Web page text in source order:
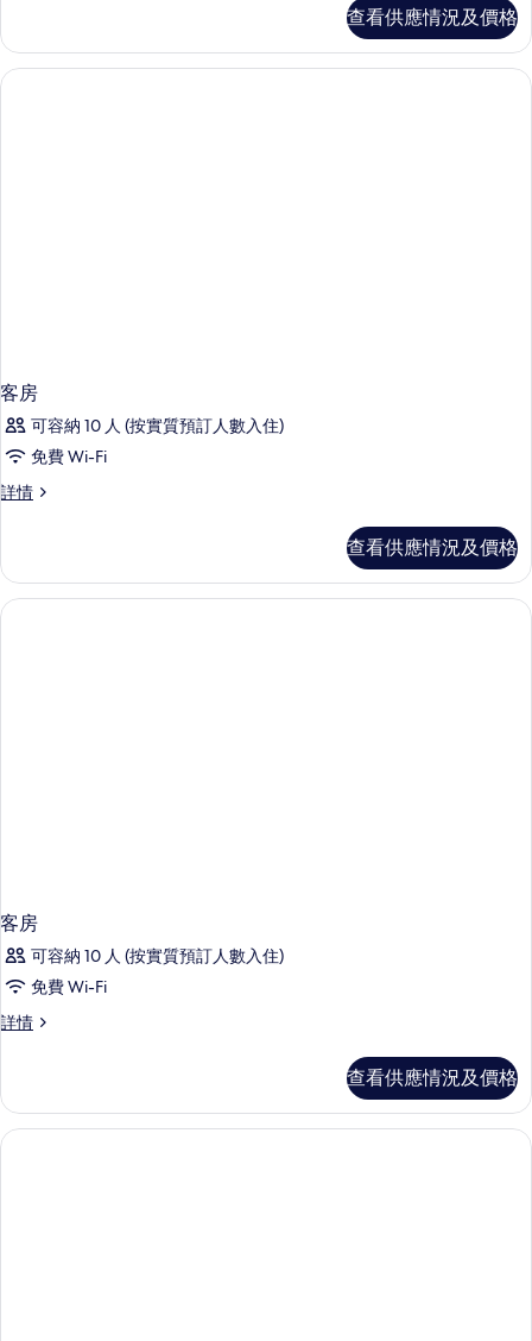
查看供應情況及價格
客房
可容納 10 人 (按實質預訂人數入住)
免費 Wi-Fi
詳情
客
查看供應情況及價格
客房
可容納 10 人 (按實質預訂人數入住)
免費 Wi-Fi
詳情
客
查看供應情況及價格